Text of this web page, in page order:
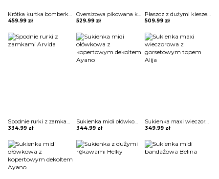
Krótka kurtka bomberka Avie
459.99 zł
Oversizowa pikowana kurtka puchowa z kapturem Thamara
529.99 zł
Płaszcz z dużymi kieszeniami i podszewką z owczej skóry Marye
509.99 zł
Spodnie rurki z zamkami Arvida
334.99 zł
Sukienka midi ołówkowa z kopertowym dekoltem Ayano
344.99 zł
Sukienka maxi wieczorowa z gorsetowym topem Alija
349.99 zł